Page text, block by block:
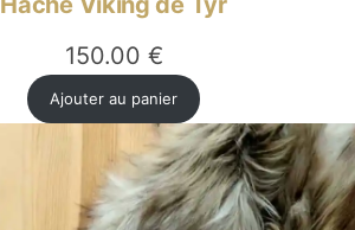
150.00 €
Ajouter au panier